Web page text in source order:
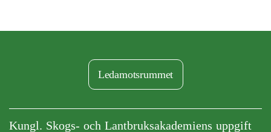
Ledamotsrummet
Kungl. Skogs- och Lantbruksakademiens uppgift